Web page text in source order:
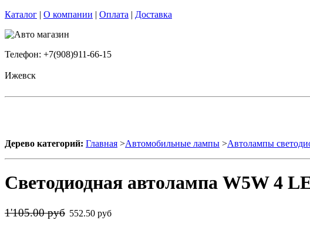
Каталог | О компании | Оплата | Доставка
Телефон: +7(908)911-66-15
Ижевск
Дерево категорий: Главная >Автомобильные лампы >Автолампы
Светодиодная автолампа W5W 4
1'105.00 руб 552.50 руб